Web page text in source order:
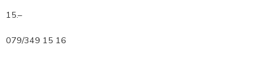
15.–
079/349 15 16